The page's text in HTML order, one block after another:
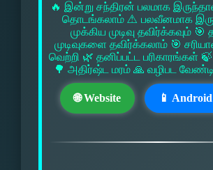
🔥 இன்று சந்திரன் பலமாக
தொடங்கலாம் ⚠ பலவீனமாக
முக்கிய முடிவு தவிர்க்கவும்
முடிவுகளை தவிர்க்கலாம் 🎯
வெற்றி 🌿 தனிப்பட்ட பரிகாரங்கள்
🌳 அதிர்ஷ்ட மரம் 🙏 வழிபட
🌐 Website 📱